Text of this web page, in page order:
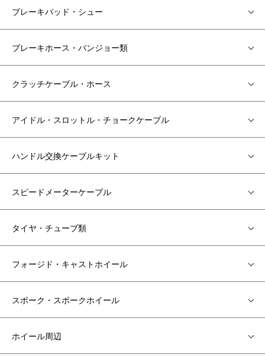
ブレーキパッド・シュー
ブレーキホース・バンジョー類
クラッチケーブル・ホース
アイドル・スロットル・チョークケーブル
ハンドル交換ケーブルキット
スピードメーターケーブル
タイヤ・チューブ類
フォージド・キャストホイール
スポーク・スポークホイール
ホイール周辺